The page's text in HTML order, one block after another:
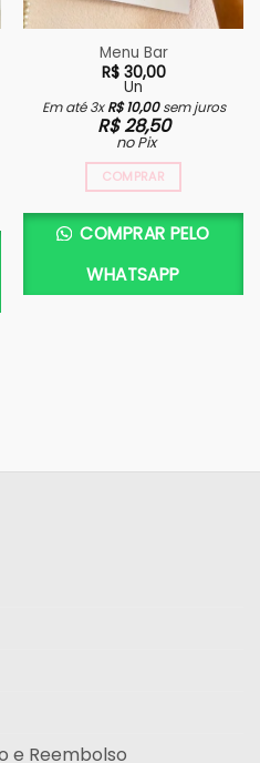
Menu Bar
R$30,00
Un
Em até 3xR$10,00sem juros
R$28,50
no Pix
COMPRAR
COMPRAR PELO
WHATSAPP
e Reembolso